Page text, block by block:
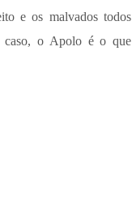
e os malvados todos
caso, o Apolo é o que